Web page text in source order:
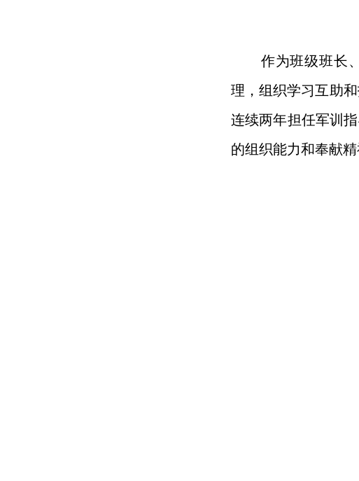
作为班级班长
理，组织学习互助
连续两年担任军训
的组织能力和奉献